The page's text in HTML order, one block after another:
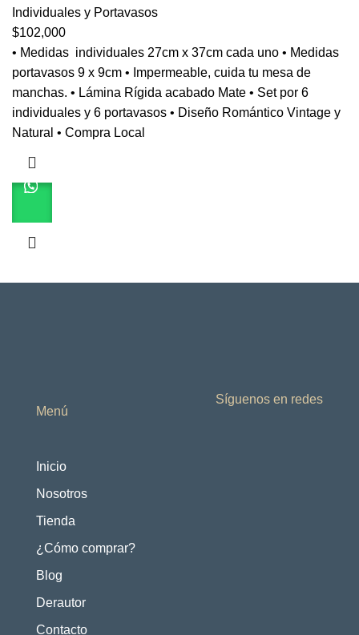
Individuales y Portavasos
$102,000
• Medidas individuales 27cm x 37cm cada uno • Medidas
portavasos 9 x 9cm • Impermeable, cuida tu mesa de
manchas. • Lámina Rígida acabado Mate • Set por 6
individuales y 6 portavasos • Diseño Romántico Vintage y
Natural • Compra Local
Menú
Inicio
Nosotros
Tienda
¿Cómo comprar?
Blog
Derautor
Contacto
Síguenos en redes